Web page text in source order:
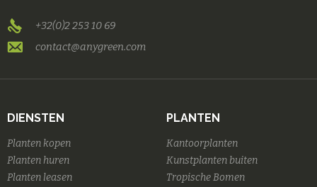
+32(0)2 253 10 69
contact@anygreen.com
DIENSTEN
Planten kopen
Planten huren
Planten leasen
PLANTEN
Kantoorplanten
Kunstplanten buiten
Tropische Bomen